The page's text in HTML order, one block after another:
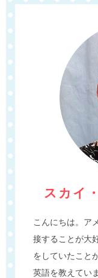
スカイ
こんにちは。ア
接することが大
をしていたこと
英語を教えてい